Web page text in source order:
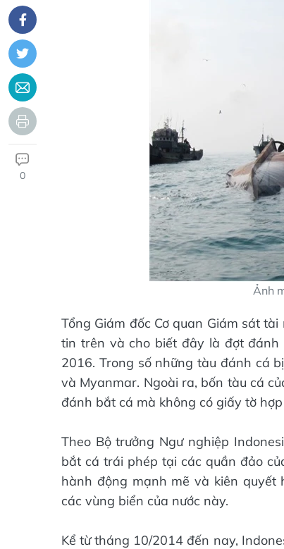
0
Ảnh
Tổng Giám đốc Cơ quan Giám sát
tin trên và cho biết đây là đợt
2016. Trong số những tàu đánh cá
và Myanmar. Ngoài ra, bốn tàu cá
đánh bắt cá mà không có giấy tờ hợp
Theo Bộ trưởng Ngư nghiệp
bắt cá trái phép tại các quần đảo
hành động mạnh mẽ và kiên
các vùng biển của nước này.
Kể từ tháng 10/2014 đến nay,